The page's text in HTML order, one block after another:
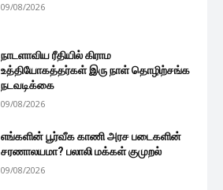
09/08/2026
நாடளாவிய ரீதியில் கிராம
உத்தியோகத்தர்கள் இரு நாள் தொழிற்சங்க
நடவடிக்கை
09/08/2026
எங்களின் பூர்வீக காணி அரச படைகளின்
சரணாலயமா? பலாலி மக்கள் குமுறல்
09/08/2026